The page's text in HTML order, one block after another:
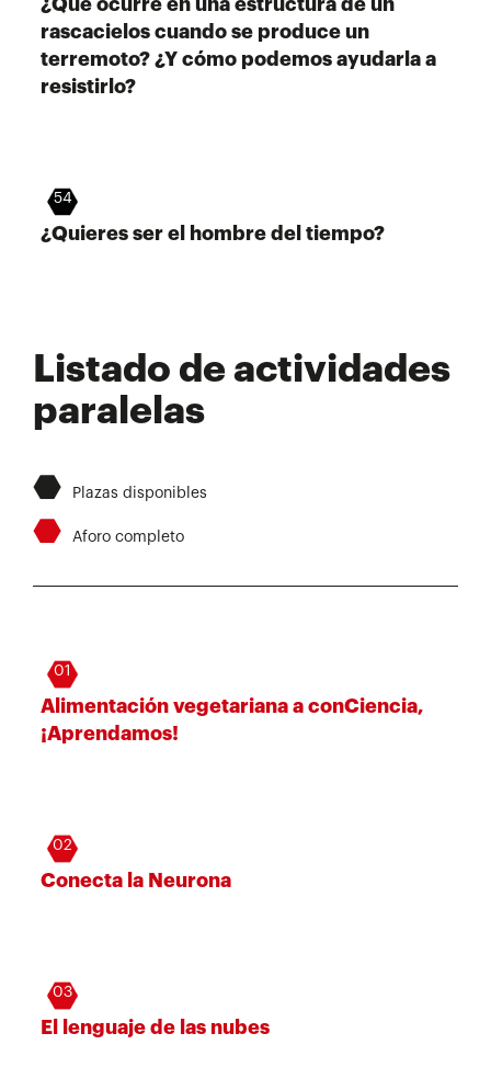
¿Qué ocurre en una estructura de un
rascacielos cuando se produce un
terremoto? ¿Y cómo podemos ayudarla a
resistirlo?
54
¿Quieres ser el hombre del tiempo?
Listado de actividades
paralelas
⬣ Plazas disponibles
⬣ Aforo completo
01
Alimentación vegetariana a conCiencia,
¡Aprendamos!
02
Conecta la Neurona
03
El lenguaje de las nubes